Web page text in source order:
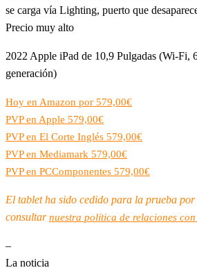
se carga vía Lighting, puerto que
Precio muy alto
2022 Apple iPad de 10,9 Pulgadas (Wi-Fi,
generación)
Hoy en Amazon por 579,00€
PVP en Apple 579,00€
PVP en El Corte Inglés 579,00€
PVP en Mediamark 579,00€
PVP en PCComponentes 579,00€
El tablet ha sido cedido para la prueba
consultarnuestra política de relaciones con
–
La noticia